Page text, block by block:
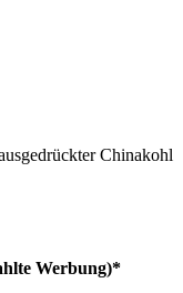
Chinakohl
Werbung)*